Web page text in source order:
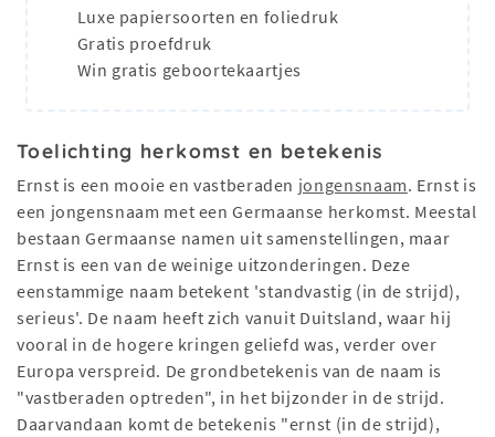
Luxe papiersoorten en foliedruk
Gratis proefdruk
Win gratis geboortekaartjes
Toelichting herkomst en betekenis
Ernst is een mooie en vastberaden jongensnaam. Ernst is
een jongensnaam met een Germaanse herkomst. Meestal
bestaan Germaanse namen uit samenstellingen, maar
Ernst is een van de weinige uitzonderingen. Deze
eenstammige naam betekent 'standvastig (in de strijd),
serieus'. De naam heeft zich vanuit Duitsland, waar hij
vooral in de hogere kringen geliefd was, verder over
Europa verspreid. De grondbetekenis van de naam is
"vastberaden optreden", in het bijzonder in de strijd.
Daarvandaan komt de betekenis "ernst (in de strijd),